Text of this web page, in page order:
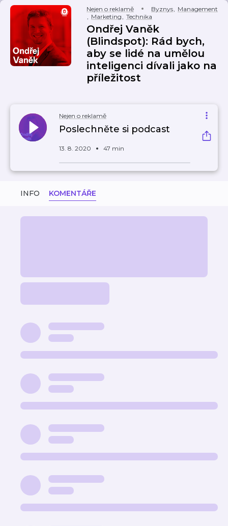
Nejen o reklamě Byznys, Management
, Marketing, Technika
Ondřej Vaněk
(Blindspot): Rád bych,
aby se lidé na umělou
inteligenci dívali jako na
příležitost
Nejen o reklamě
Poslechněte si podcast
13. 8. 2020 47 min
INFO KOMENTÁŘE